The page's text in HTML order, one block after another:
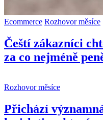
Ecommerce Rozhovor měsíce
Čeští zákazníci
za co nejméně
Rozhovor měsíce
Přichází